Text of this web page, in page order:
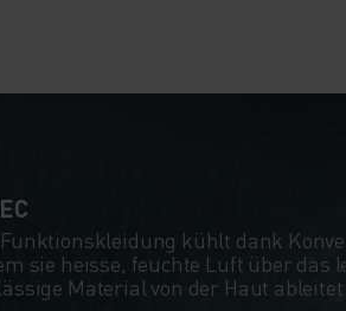
kühlt dank
sie heisse, feuchte Luft über das
Material von der Haut ableitet.